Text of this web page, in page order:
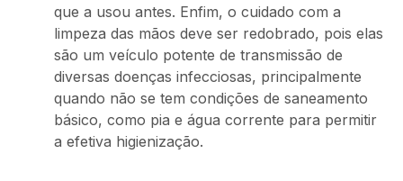
que a usou antes. Enfim, o cuidado com a
limpeza das mãos deve ser redobrado, pois elas
são um veículo potente de transmissão de
diversas doenças infecciosas, principalmente
quando não se tem condições de saneamento
básico, como pia e água corrente para permitir
a efetiva higienização.